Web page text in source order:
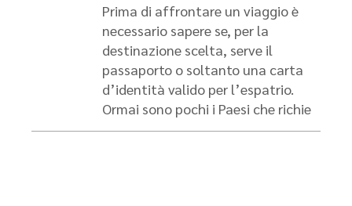
Prima di affrontare un viaggio è
necessario sapere se, per la
destinazione scelta, serve il
passaporto o soltanto una carta
d’identità valido per l’espatrio.
Ormai sono pochi i Paesi che richie